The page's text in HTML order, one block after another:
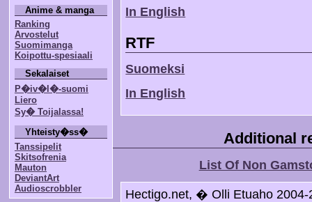
Anime & manga
Ranking
Arvostelut
Suomimanga
Koipottu-spesiaali
Sekalaiset
P�iv�l�-suomi
Liero
Sy� Toijalassa!
Yhteisty�ss�
Tanssipelit
Skitsofrenia
Mauton
DeviantArt
Audioscrobbler
In English
RTF
Suomeksi
In English
Additional
List Of Non
Hectigo.net, � Olli Etuaho 2004-